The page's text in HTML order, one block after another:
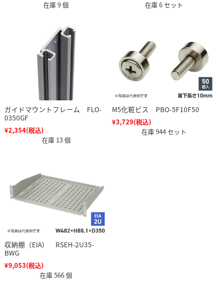
在庫 9 個 在庫 6 セット
ガイドマウントフレーム FLO-
0350GF
¥2,354(税込)
在庫 13 個
M5化粧ビス PBO-5F10F50
¥3,729(税込)
在庫 944 セット
収納棚（EIA） RSEH-2U35-
BWG
¥9,053(税込)
在庫 566 個